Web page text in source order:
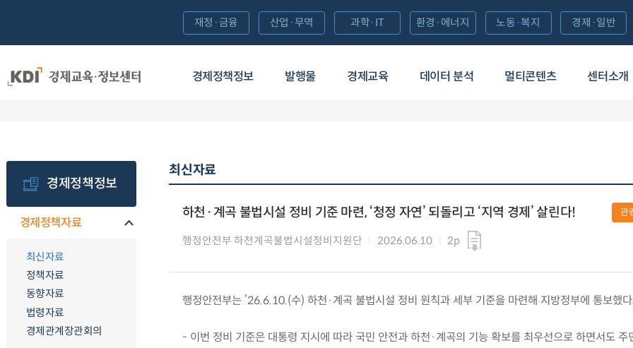
경제정책정보 발행물 경제교육 데이터 분석 멀티콘텐츠 센터소개
재정·금융 산업·무역 과학·IT 환경·에너지 노동·복지 경제·일반
경제정책정보
경제정책자료
최신자료
정책자료
동향자료
법령자료
경제관계장관회의
최신자료
하천·계곡 불법시설 정비 기준 마련, ‘청정 자연’ 되돌리고 ‘지역 경제’ 살린다!
행정안전부 하천계곡불법시설정비지원단 2026.06.10 2p
관
행정안전부는 ’26.6.10.(수) 하천·계곡 불법시설 정비 원칙과 세부 기준을 마련해 지방정부에 통보했다.
- 이번 정비 기준은 대통령 지시에 따라 국민 안전과 하천·계곡의 기능 확보를 최우선으로 하면서도 주